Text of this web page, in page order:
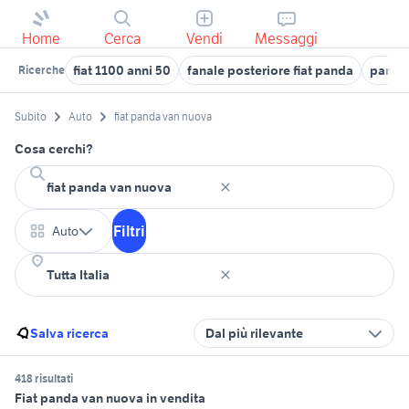
Home Cerca Vendi Messaggi
Ricerche fiat 1100 anni 50 fanale posteriore fiat panda
Subito Auto fiat panda van nuova
Cosa cerchi?
Auto Filtri
Salva ricerca Dal più rilevante
418 risultati
Fiat panda van nuova in vendita